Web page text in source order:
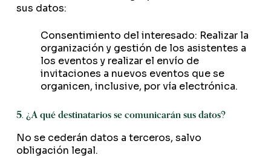
sus datos:
Consentimiento del interesado: Realizar la
organización y gestión de los asistentes a
los eventos y realizar el envío de
invitaciones a nuevos eventos que se
organicen, inclusive, por vía electrónica.
5. ¿A qué destinatarios se comunicarán sus datos?
No se cederán datos a terceros, salvo
obligación legal.